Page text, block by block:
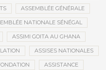
ASSEMBLÉE GÉNÉRALE
NATIONALE SÉNÉGAL
ASSIMI GOITA AU GHANA
ASSISES NATIONALES
ASSISTANCE